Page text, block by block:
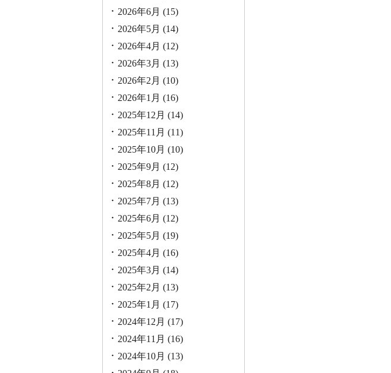
2026年6月 (15)
2026年5月 (14)
2026年4月 (12)
2026年3月 (13)
2026年2月 (10)
2026年1月 (16)
2025年12月 (14)
2025年11月 (11)
2025年10月 (10)
2025年9月 (12)
2025年8月 (12)
2025年7月 (13)
2025年6月 (12)
2025年5月 (19)
2025年4月 (16)
2025年3月 (14)
2025年2月 (13)
2025年1月 (17)
2024年12月 (17)
2024年11月 (16)
2024年10月 (13)